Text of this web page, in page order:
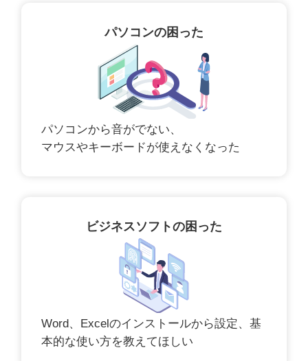
パソコンの困った
パソコンから音がでない、
マウスやキーボードが使えなくなった
ビジネスソフトの困った
Word、Excelのインストールから設定、基
本的な使い方を教えてほしい